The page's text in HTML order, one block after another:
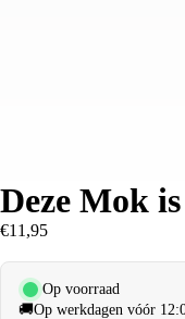
Deze Mok
€11,95
Op voorraad
🚚Op werkdagen vóór